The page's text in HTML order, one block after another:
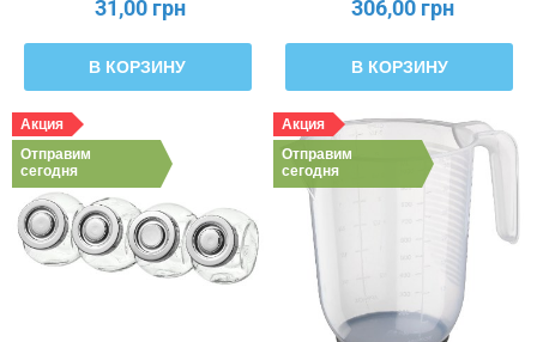
31,00 грн
В КОРЗИНУ
306,00 грн
В КОРЗИНУ
Акция
Отправим
сегодня
Акция
Отправим
сегодня